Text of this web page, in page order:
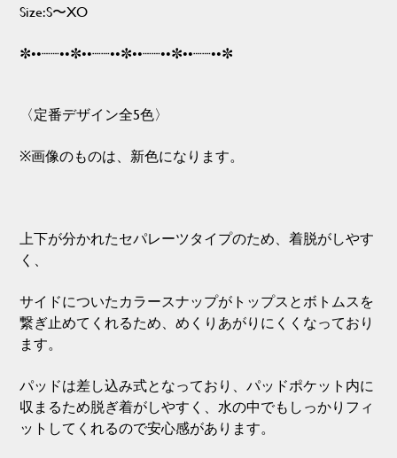
Size:S〜XO
✼••┈┈••✼••┈┈••✼••┈┈••✼••┈┈••✼
〈定番デザイン全5色〉
※画像のものは、新色になります。
上下が分かれたセパレーツタイプのため、着脱がしやす
く、
サイドについたカラースナップがトップスとボトムスを
繋ぎ止めてくれるため、めくりあがりにくくなっており
ます。
パッドは差し込み式となっており、パッドポケット内に
収まるため脱ぎ着がしやすく、水の中でもしっかりフィ
ットしてくれるので安心感があります。